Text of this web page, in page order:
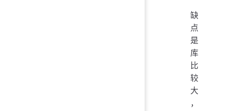
缺
点
是
库
比
较
大
，